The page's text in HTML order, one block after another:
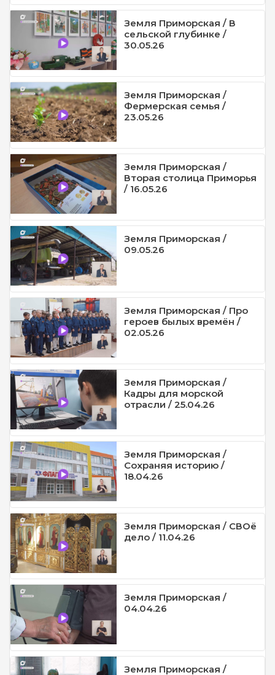
Земля Приморская / В
сельской глубинке /
30.05.26
Земля Приморская /
Фермерская семья /
23.05.26
Земля Приморская /
Вторая столица Приморья
/ 16.05.26
Земля Приморская /
09.05.26
Земля Приморская / Про
героев былых времён /
02.05.26
Земля Приморская /
Кадры для морской
отрасли / 25.04.26
Земля Приморская /
Сохраняя историю /
18.04.26
Земля Приморская / СВОё
дело / 11.04.26
Земля Приморская /
04.04.26
Земля Приморская /